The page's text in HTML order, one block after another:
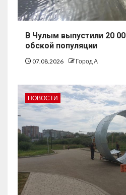
В Чулым выпустили 20
обской популяции
07.08.2026 Город А
НОВОСТИ